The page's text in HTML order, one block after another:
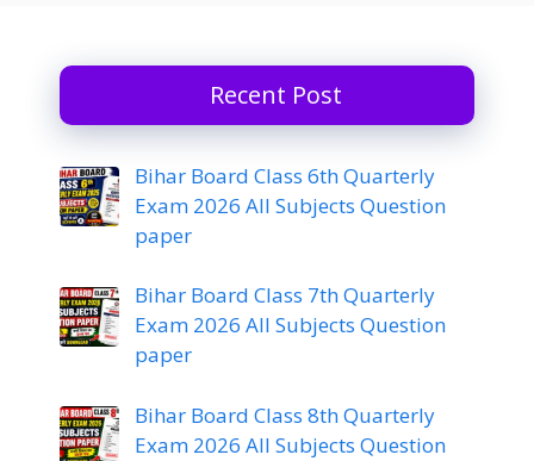
Recent Post
Bihar Board Class 6th Quarterly
Exam 2026 All Subjects Question
paper
Bihar Board Class 7th Quarterly
Exam 2026 All Subjects Question
paper
Bihar Board Class 8th Quarterly
Exam 2026 All Subjects Question